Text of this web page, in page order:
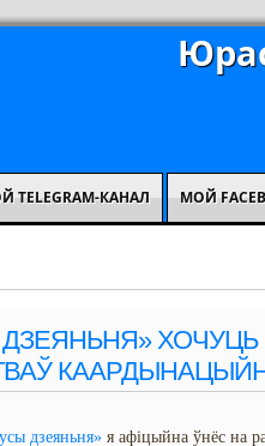
TELEGRAM-КАНАЛ МОЙ
ХОЧУЦЬ
дзеяньня» я афіцыйна ўнёс на